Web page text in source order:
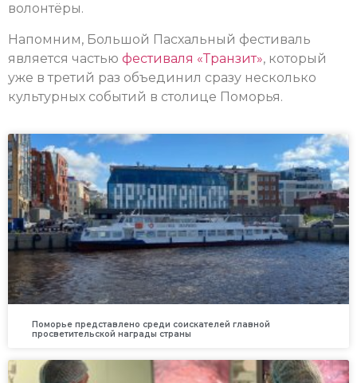
волонтёры.
Напомним, Большой Пасхальный фестиваль
является частью фестиваля «Транзит», который
уже в третий раз объединил сразу несколько
культурных событий в столице Поморья.
Поморье представлено среди соискателей главной
просветительской награды страны